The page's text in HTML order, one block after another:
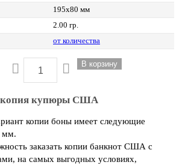
195х80 мм
2.00 гр.
от количества
копия купюры США
копии боны имеет следующие
мм.
заказать копии банкнот США с
на самых выгодных условиях,